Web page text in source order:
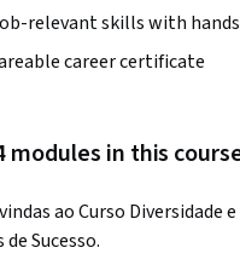
relevant skills with
career certificate
modules in this
ao Curso Diversidade
Sucesso.